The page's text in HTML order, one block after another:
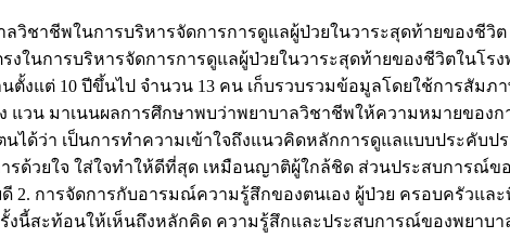
ชาชีพในการบริหารจัดการการดูแลผู้ป่วยในวาระสุดท้ายของชี
นการบริหารจัดการการดูแลผู้ป่วยในวาระสุดท้ายของชีวิตในโร
ตั้งแต่ 10 ปีขึ้นไป จำนวน 13 คน เก็บรวบรวมข้อมูลโดยใช้การสัม
วน มาเนนผลการศึกษาพบว่าพยาบาลวิชาชีพให้ความหมายของก
ว่า เป็นการทำความเข้าใจถึงแนวคิดหลักการดูแลแบบประคับป
ด้วยใจ ใส่ใจทำให้ดีที่สุด เหมือนญาติผู้ใกล้ชิด ส่วนประสบการณ์ข
2. การจัดการกับอารมณ์ความรู้สึกของตนเอง ผู้ป่วย ครอบครัวแล
นี้สะท้อนให้เห็นถึงหลักคิด ความรู้สึกและประสบการณ์ของพยาบ